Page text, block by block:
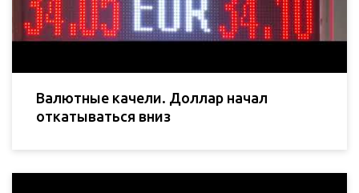
Валютные качели. Доллар начал
откатываться вниз